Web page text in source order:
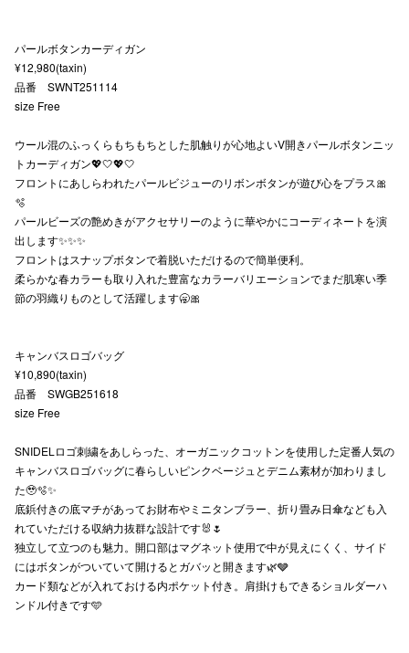
パールボタンカーディガン
¥12,980(taxin)
品番 SWNT251114
size Free
ウール混のふっくらもちもちとした肌触りが心地よいV開きパールボタンニッ
トカーディガン💖🤍💖🤍
フロントにあしらわれたパールビジューのリボンボタンが遊び心をプラス🎀
🫧
パールビーズの艶めきがアクセサリーのように華やかにコーディネートを演
出します✨✨✨
フロントはスナップボタンで着脱いただけるので簡単便利。
柔らかな春カラーも取り入れた豊富なカラーバリエーションでまだ肌寒い季
節の羽織りものとして活躍します🥱🎀
キャンバスロゴバッグ
¥10,890(taxin)
品番 SWGB251618
size Free
SNIDELロゴ刺繍をあしらった、オーガニックコットンを使用した定番人気の
キャンバスロゴバッグに春らしいピンクベージュとデニム素材が加わりまし
た🥹🫧✨
底鋲付きの底マチがあってお財布やミニタンブラー、折り畳み日傘なども入
れていただける収納力抜群な設計です🐰🌷
独立して立つのも魅力。開口部はマグネット使用で中が見えにくく、サイド
にはボタンがついていて開けるとガバッと開きます🌿🩶
カード類などが入れておける内ポケット付き。肩掛けもできるショルダーハ
ンドル付きです🩵
高崎
横浜